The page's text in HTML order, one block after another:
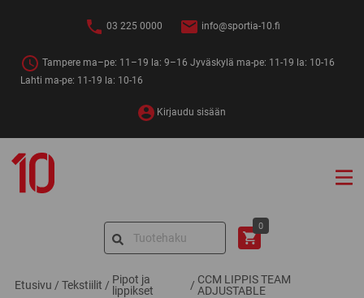
03 225 0000 info@sportia-10.fi
Tampere ma–pe: 11–19 la: 9–16 Jyväskylä ma-pe: 11-19 la: 10-16
Lahti ma-pe: 11-19 la: 10-16
Kirjaudu sisään
10
Search
0
Etusivu / Tekstiilit / Pipot ja
lippikset
/ CCM LIPPIS TEAM
ADJUSTABLE